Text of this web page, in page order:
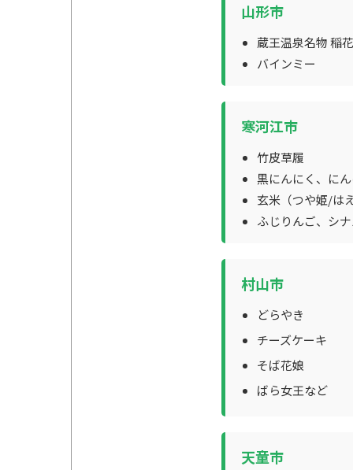
山形市
蔵王温泉名物 稲
バインミー
寒河江市
竹皮草履
黒にんにく、に
玄米（つや姫/は
ふじりんご、シ
村山市
どらやき
チーズケーキ
そば花娘
ばら女王など
天童市